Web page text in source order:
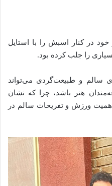
در کنار اسبش را با استایل
را جلب کرده بود.
سالم و طبیعت‌گردی می‌تواند
هنر باشد، چرا که نشان
ورزش و تفریحات سالم در